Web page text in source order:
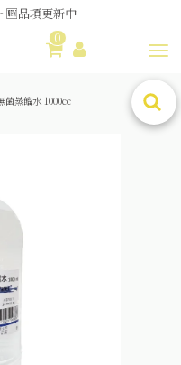
品項更新中
😆備餐原來可以這麼輕鬆🎌KEWPIE介護食🍱營養均衡
0
菌蒸餾水 1000cc